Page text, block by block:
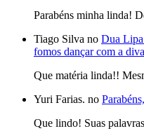
Parabéns minha linda!
Tiago Silva no Dua
fomos dançar com a diva
Que matéria linda!!
Yuri Farias. no
Que lindo! Suas